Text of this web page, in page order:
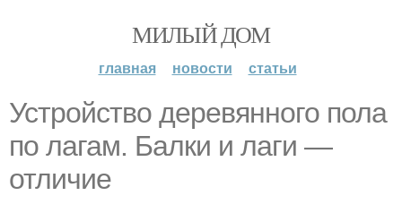
МИЛЫЙ ДОМ
главная новости статьи
Устройство деревянного пола
по лагам. Балки и лаги —
отличие